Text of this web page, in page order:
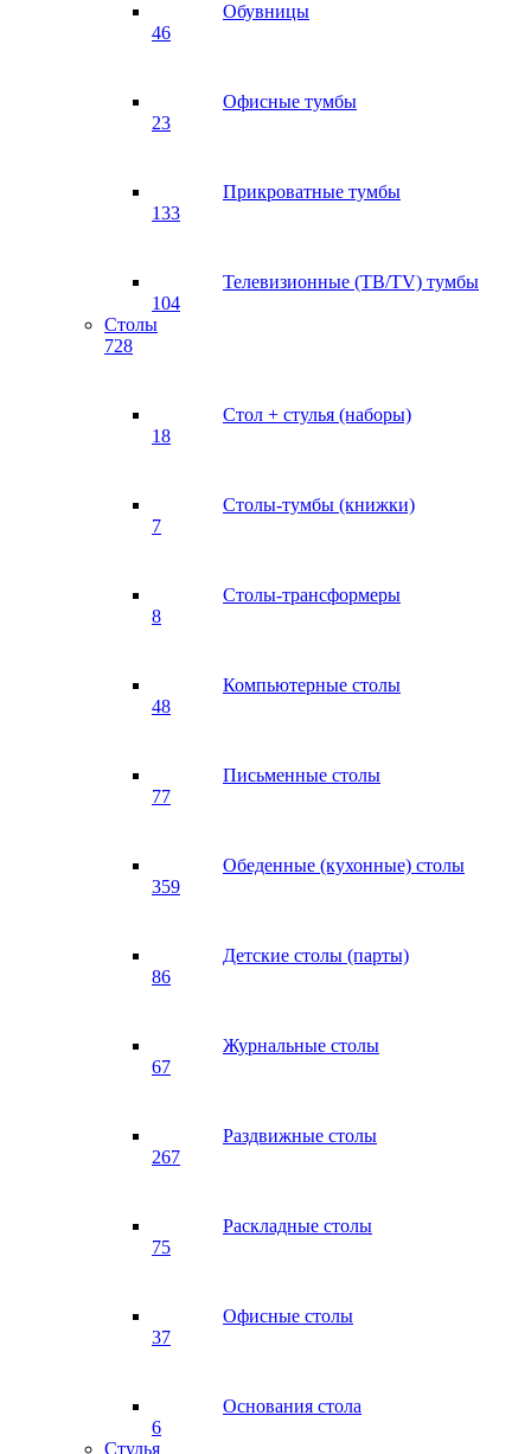
Обувницы
46
Офисные тумбы
23
Прикроватные тумбы
133
Телевизионные (ТВ/TV) тумбы
104
Столы
728
Стол + стулья (наборы)
18
Столы-тумбы (книжки)
7
Столы-трансформеры
8
Компьютерные столы
48
Письменные столы
77
Обеденные (кухонные) столы
359
Детские столы (парты)
86
Журнальные столы
67
Раздвижные столы
267
Раскладные столы
75
Офисные столы
37
Основания стола
6
Стулья